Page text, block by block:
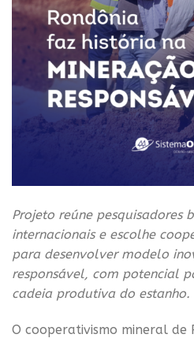
Projeto reúne pesquisadores
internacionais e escolhe
para desenvolver modelo
responsável, com potencial
cadeia produtiva do estanho.
O cooperativismo mineral de